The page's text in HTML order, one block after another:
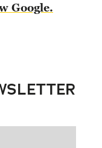
Google.